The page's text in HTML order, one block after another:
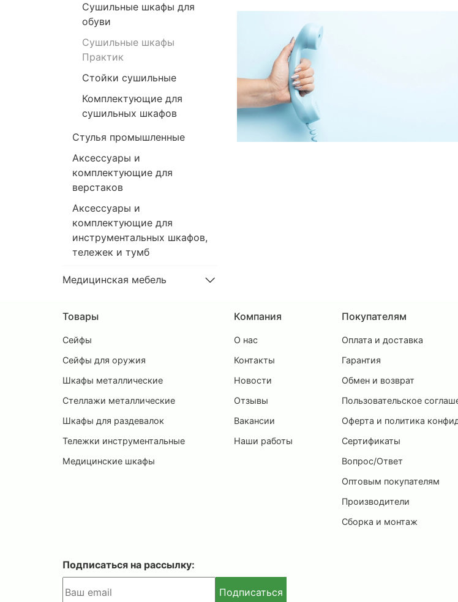
Сушильные шкафы для
обуви
Сушильные шкафы
Практик
Стойки сушильные
Комплектующие для
сушильных шкафов
Стулья промышленные
Аксессуары и
комплектующие для
верстаков
Аксессуары и
комплектующие для
инструментальных шкафов,
тележек и тумб
Медицинская мебель
Товары
Сейфы
Сейфы для оружия
Шкафы металлические
Стеллажи металлические
Шкафы для раздевалок
Тележки инструментальные
Медицинские шкафы
Компания
О нас
Контакты
Новости
Отзывы
Вакансии
Наши работы
Покупателям
Оплата и доставка
Гарантия
Обмен и возврат
Пользовательское
Оферта и политика
Сертификаты
Вопрос/Ответ
Оптовым покупателям
Производители
Сборка и монтаж
Подписаться на рассылку:
Подписаться